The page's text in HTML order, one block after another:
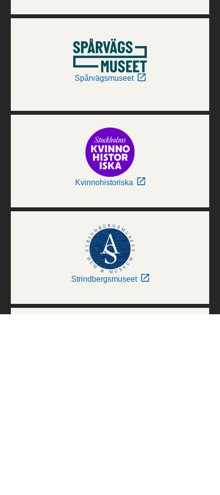
Spårvägsmuseet
Kvinnohistoriska
Strindbergsmuseet